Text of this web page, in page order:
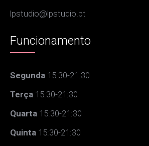
lpstudio@lpstudio.pt
Funcionamento
Segunda 15:30-21:30
Terça 15:30-21:30
Quarta 15:30-21:30
Quinta 15:30-21:30